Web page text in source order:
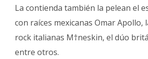
La contienda también la pelean el
con raíces mexicanas Omar Apollo,
rock italianas M†neskin, el dúo
entre otros.